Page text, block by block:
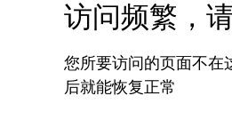
访问频繁，
您所要访问的页面不在
后就能恢复正常